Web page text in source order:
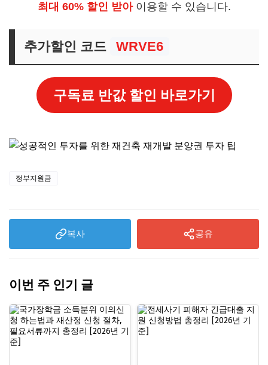
최대 60% 할인 받아이용할 수 있습니다.
추가할인 코드 WRVE6
구독료 반값 할인 바로가기
정부지원금
복사 공유
이번 주 인기 글